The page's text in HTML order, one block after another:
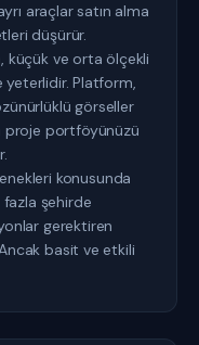
araçlar satın alma
düşürür.
küçük ve orta ölçekli
yeterlidir. Platform,
görseller
proje portföyünüzü
konusunda
fazla şehirde
gerektiren
basit ve etkili